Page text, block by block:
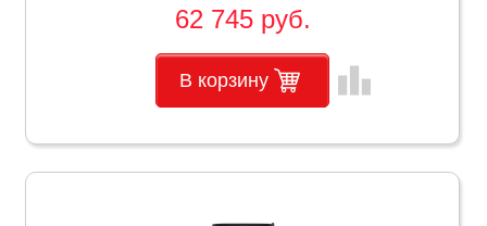
62 745 руб.
В корзину leaderboard